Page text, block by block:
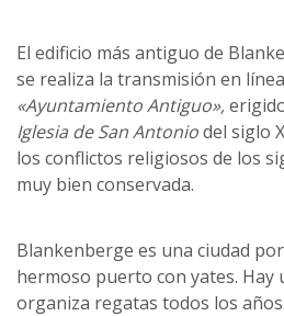
El edificio más antiguo de
se realiza la transmisión en
«Ayuntamiento Antiguo»,
Iglesia de San Antoniodel siglo
los conflictos religiosos de los
muy bien conservada.
Blankenberge es una ciudad
hermoso puerto con yates. Hay
organiza regatas todos los años.